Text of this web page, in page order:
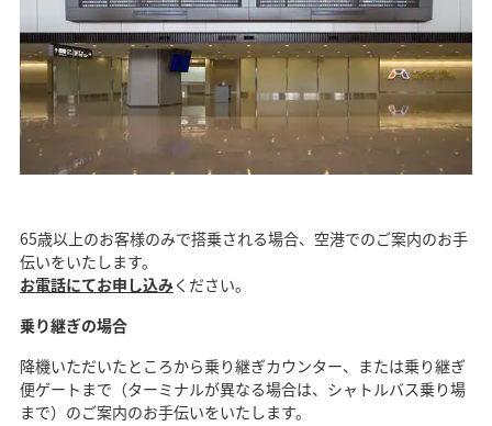
65歳以上のお客様のみで搭乗される場合、空港でのご案内のお手
伝いをいたします。
お電話にてお申し込みください。
乗り継ぎの場合
降機いただいたところから乗り継ぎカウンター、または乗り継ぎ
便ゲートまで（ターミナルが異なる場合は、シャトルバス乗り場
まで）のご案内のお手伝いをいたします。